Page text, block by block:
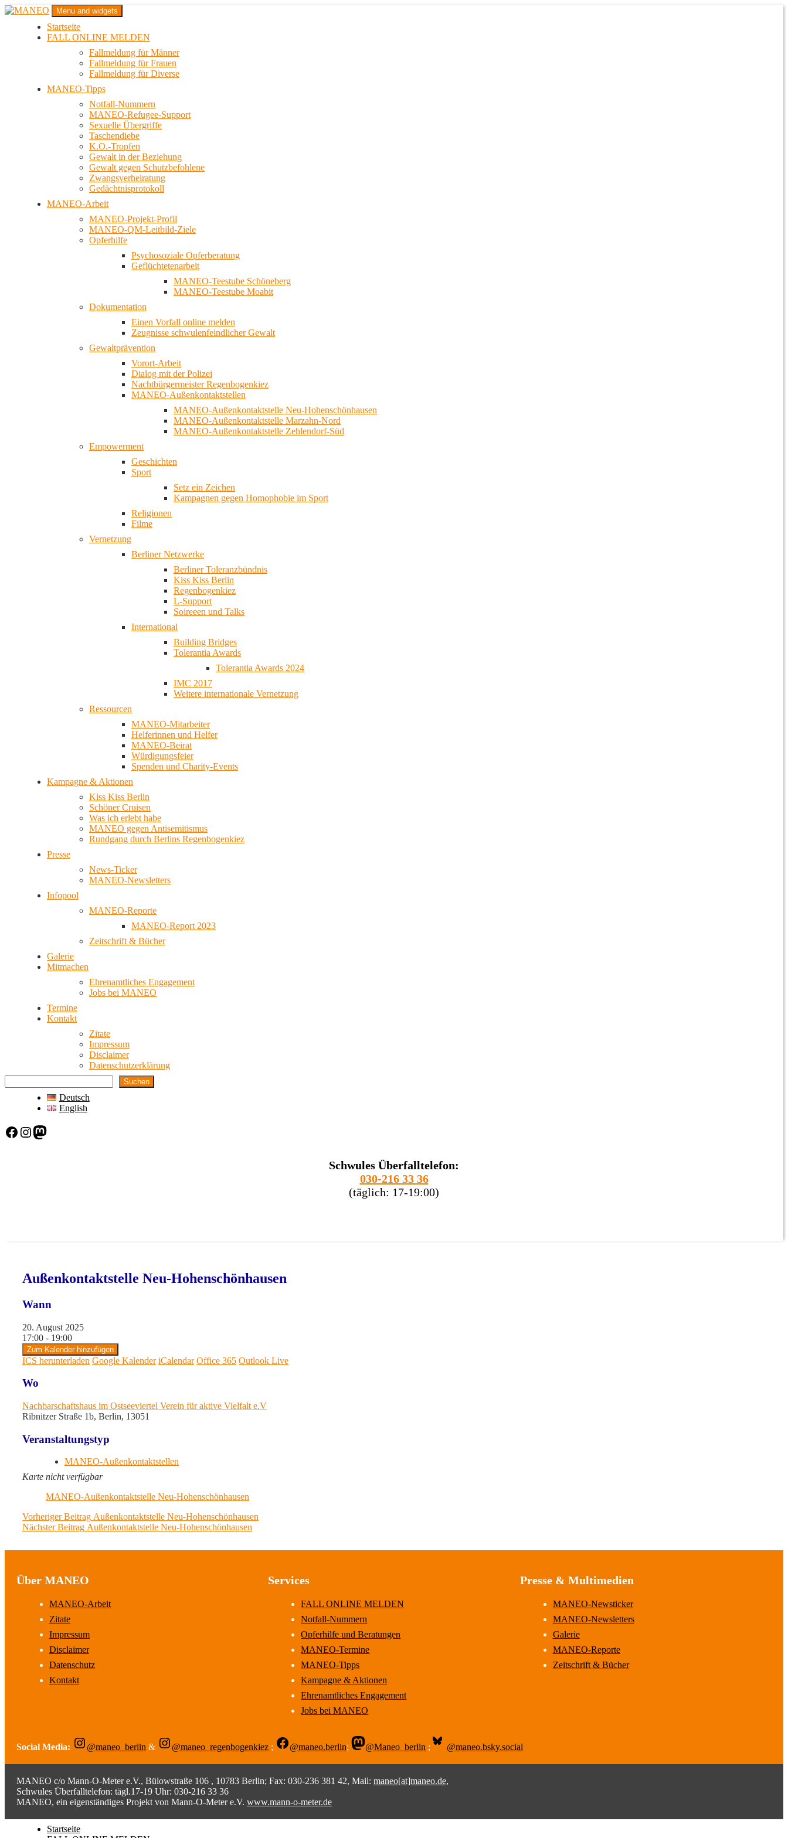
Zum
MANEO
Das schwule Anti-Gewalt-Projekt in Berlin
Menu and widgets
Startseite
FALL ONLINE MELDEN
Fallmeldung für Männer
Fallmeldung für Frauen
Fallmeldung für Diverse
MANEO-Tipps
Notfall-Nummern
MANEO-Refugee-Support
Sexuelle Übergriffe
Taschendiebe
K.O.-Tropfen
Gewalt in der Beziehung
Gewalt gegen Schutzbefohlene
Zwangsverheiratung
Gedächtnisprotokoll
MANEO-Arbeit
MANEO-Projekt-Profil
MANEO-QM-Leitbild-Ziele
Opferhilfe
Psychosoziale Opferberatung
Geflüchtetenarbeit
MANEO-Teestube Schöneberg
MANEO-Teestube Moabit
Dokumentation
Einen Vorfall online melden
Zeugnisse schwulenfeindlicher Gewalt
Gewaltprävention
Vorort-Arbeit
Dialog mit der Polizei
Nachtbürgermeister Regenbogenkiez
MANEO-Außenkontaktstellen
MANEO-Außenkontaktstelle Neu-Hohenschönhausen
MANEO-Außenkontaktstelle Marzahn-Nord
MANEO-Außenkontaktstelle Zehlendorf-Süd
Empowerment
Geschichten
Sport
Setz ein Zeichen
Kampagnen gegen Homophobie im Sport
Religionen
Filme
Vernetzung
Berliner Netzwerke
Berliner Toleranzbündnis
Kiss Kiss Berlin
Regenbogenkiez
L-Support
Soireeen und Talks
International
Building Bridges
Tolerantia Awards
Tolerantia Awards 2024
IMC 2017
Weitere internationale Vernetzung
Ressourcen
MANEO-Mitarbeiter
Helferinnen und Helfer
MANEO-Beirat
Würdigungsfeier
Spenden und Charity-Events
Kampagne & Aktionen
Kiss Kiss Berlin
Schöner Cruisen
Was ich erlebt habe
MANEO gegen Antisemitismus
Rundgang durch Berlins Regenbogenkiez
Presse
News-Ticker
MANEO-Newsletters
Infopool
MANEO-Reporte
MANEO-Report 2023
Zeitschrift & Bücher
Galerie
Mitmachen
Ehrenamtliches Engagement
Jobs bei MANEO
Termine
Kontakt
Zitate
Impressum
Disclaimer
Datenschutzerklärung
Suchen
Deutsch
English
Facebook Instagram Mastodon
Schwules Überfalltelefon:
030-216 33 36
(täglich: 17-19:00)
Außenkontaktstelle Neu-Hohenschönhausen
Wann
20. August 2025
17:00 - 19:00
Zum Kalender hinzufügen
ICS herunterladen Google Kalender iCalendar Office 365 Outlook Live
Wo
Nachbarschaftshaus im Ostseeviertel Verein für aktive Vielfalt e.V
Ribnitzer Straße 1b, Berlin, 13051
Veranstaltungstyp
MANEO-Außenkontaktstellen
Karte nicht verfügbar
MANEO-Außenkontaktstelle Neu-Hohenschönhausen
Beitragsnavigation
Vorheriger Beitrag Previous
post:
Außenkontaktstelle Neu-Hohenschönhausen
Nächster Beitrag Next
Außenkontaktstelle Neu-Hohenschönhausen
Über MANEO
MANEO-Arbeit
Zitate
Impressum
Disclaimer
Datenschutz
Kontakt
Services
FALL ONLINE MELDEN
Notfall-Nummern
Opferhilfe und Beratungen
MANEO-Termine
MANEO-Tipps
Kampagne & Aktionen
Ehrenamtliches Engagement
Jobs bei MANEO
Presse & Multimedien
MANEO-Newsticker
MANEO-Newsletters
Galerie
MANEO-Reporte
Zeitschrift & Bücher
Social Media: @maneo_berlin & @maneo_regenbogenkiez ; @maneo.berlin; @Maneo_berlin ; @maneo.bsky.social
MANEO c/o Mann-O-Meter e.V., Bülowstraße 106 , 10783 Berlin; Fax: 030-236 381 42, Mail: maneo[at]maneo.de,
Schwules Überfalltelefon: tägl.17-19 Uhr: 030-216 33 36
MANEO, ein eigenständiges Projekt von Mann-O-Meter e.V. www.mann-o-meter.de
Startseite